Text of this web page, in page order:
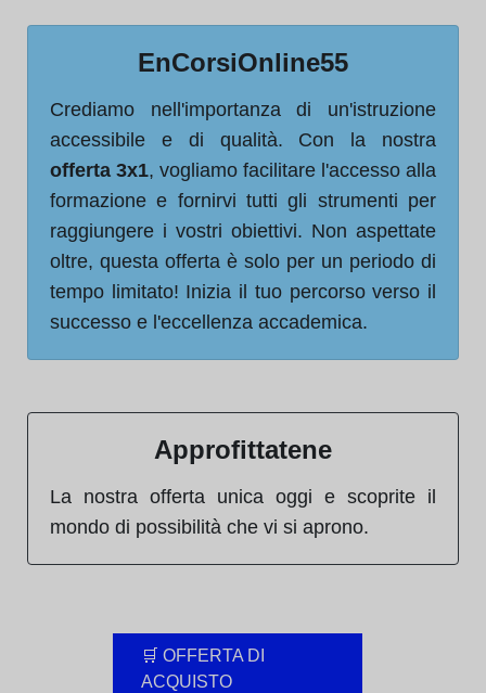
EnCorsiOnline55
Crediamo nell'importanza di un'istruzione
accessibile e di qualità. Con la nostra
offerta 3x1, vogliamo facilitare l'accesso alla
formazione e fornirvi tutti gli strumenti per
raggiungere i vostri obiettivi. Non aspettate
oltre, questa offerta è solo per un periodo di
tempo limitato! Inizia il tuo percorso verso il
successo e l'eccellenza accademica.
Approfittatene
La nostra offerta unica oggi e scoprite il
mondo di possibilità che vi si aprono.
🛒 OFFERTA DI
ACQUISTO